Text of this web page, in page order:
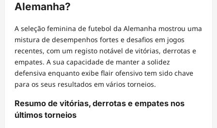
Alemanha?
A seleção feminina de futebol da Alemanha mostrou uma
mistura de desempenhos fortes e desafios em jogos
recentes, com um registo notável de vitórias, derrotas e
empates. A sua capacidade de manter a solidez
defensiva enquanto exibe flair ofensivo tem sido chave
para os seus resultados em vários torneios.
Resumo de vitórias, derrotas e empates nos
últimos torneios